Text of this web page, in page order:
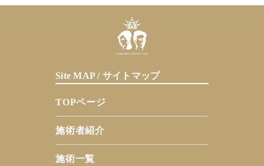
Site MAP / サイトマップ
TOPページ
施術者紹介
施術一覧